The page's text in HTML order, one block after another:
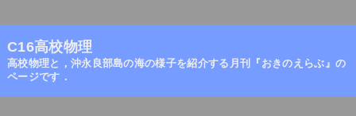
C16高校物理
高校物理と，沖永良部島の海の様子を紹介する月刊『おきのえらぶ』の
ページです．